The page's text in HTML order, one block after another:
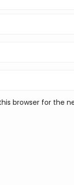
browser for the